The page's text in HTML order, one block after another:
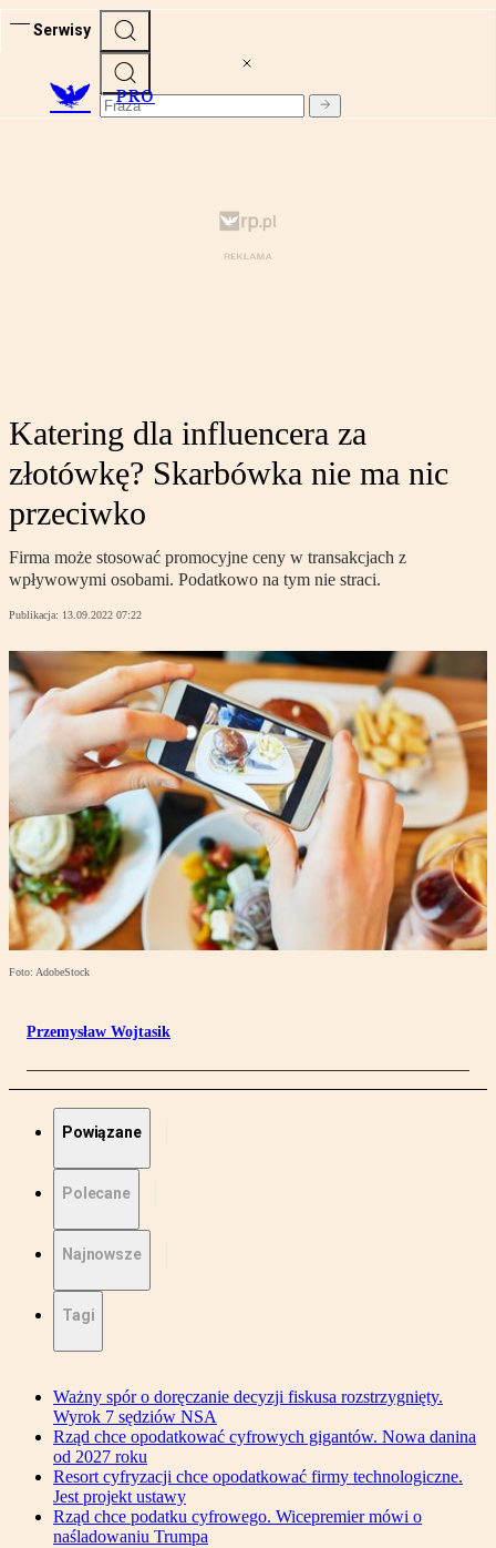
Serwisy
PRO
Katering dla influencera za
złotówkę? Skarbówka nie ma nic
przeciwko
Firma może stosować promocyjne ceny w transakcjach z
wpływowymi osobami. Podatkowo na tym nie straci.
Publikacja: 13.09.2022 07:22
Foto: AdobeStock
Przemysław Wojtasik
Powiązane
Polecane
Najnowsze
Tagi
Ważny spór o doręczanie decyzji fiskusa rozstrzygnięty.
Wyrok 7 sędziów NSA
Rząd chce opodatkować cyfrowych gigantów. Nowa danina
od 2027 roku
Resort cyfryzacji chce opodatkować firmy technologiczne.
Jest projekt ustawy
Rząd chce podatku cyfrowego. Wicepremier mówi o
naśladowaniu Trumpa